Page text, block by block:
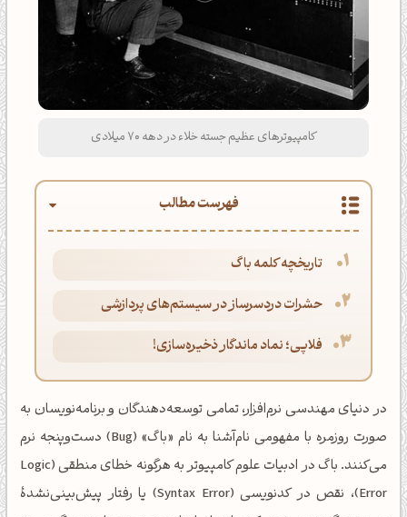
کامپیوترهای عظیم جسته خلاء در دهه ۷۰ میلادی
فهرست مطالب
تاریخچه کلمه باگ
حشرات دردسرساز در سیستم‌های پردازشی
فلاپی؛ نماد ماندگار ذخیره‌سازی!
در دنیای مهندسی نرم‌افزار، تمامی توسعه‌دهندگان و برنامه‌نویسان به
صورت روزمره با مفهومی نام‌آشنا به نام «باگ» (Bug) دست‌وپنجه نرم
می‌کنند. باگ در ادبیات علوم کامپیوتر به هرگونه خطای منطقی (Logic
Error)، نقص در کدنویسی (Syntax Error) یا رفتار پیش‌بینی‌نشدۀ